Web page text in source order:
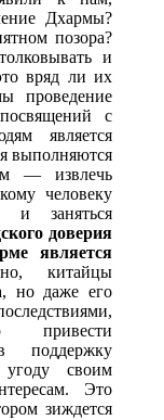
Дхармы?
позора?
и
вряд ли их
проведение
с
является
выполняются
― извлечь
человеку
и заняться
доверия
является
китайцы
но даже его
привести
поддержку
своим
Это
зиждется